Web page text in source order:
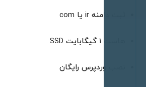
نصب وردپرس رایگان